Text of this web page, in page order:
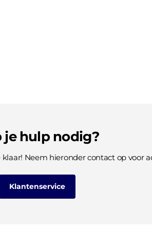
je hulp nodig?
Neem hieronder contact op voor
Klantenservice